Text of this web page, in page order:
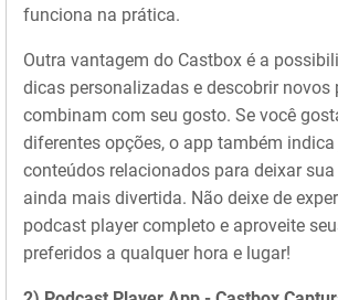
funciona na prática.
Outra vantagem do Castbox é a
dicas personalizadas e descobrir novos
combinam com seu gosto. Se você
diferentes opções, o app também
conteúdos relacionados para deixar sua
ainda mais divertida. Não deixe de
podcast player completo e aproveite
preferidos a qualquer hora e lugar!